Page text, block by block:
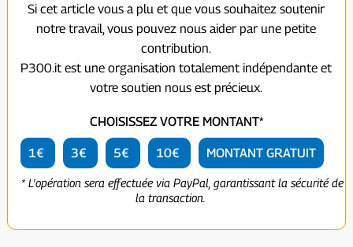
Si cet article vous a plu et que vous souhaitez soutenir
notre travail, vous pouvez nous aider par une petite
contribution.
P300.it est une organisation totalement indépendante et
votre soutien nous est précieux.
CHOISISSEZ VOTRE MONTANT*
1€ 3€ 5€ 10€ MONTANT GRATUIT
* L'opération sera effectuée via PayPal, garantissant la sécurité de
la transaction.